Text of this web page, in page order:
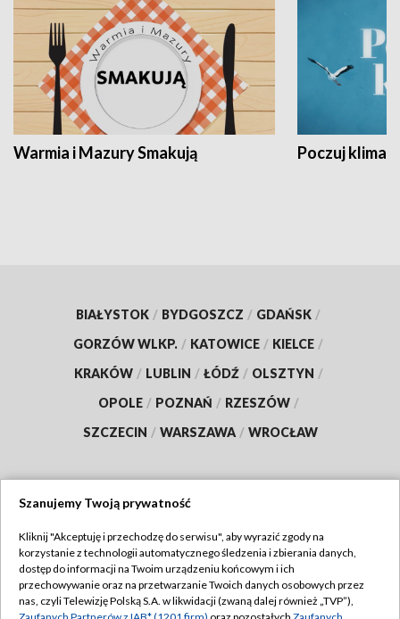
Warmia i Mazury Smakują Poczuj klimat
BIAŁYSTOK / BYDGOSZCZ / GDAŃSK /
GORZÓW WLKP. / KATOWICE / KIELCE /
KRAKÓW / LUBLIN / ŁÓDŹ / OLSZTYN /
OPOLE / POZNAŃ / RZESZÓW /
SZCZECIN / WARSZAWA / WROCŁAW
TVP
Abonament TVP
Emisja w TVP
Regulamin TVP
Szanujemy Twoją prywatność
Kliknij "Akceptuję i przechodzę do serwisu", aby wyrazić zgody na
korzystanie z technologii automatycznego śledzenia i zbierania danych,
dostęp do informacji na Twoim urządzeniu końcowym i ich
przechowywanie oraz na przetwarzanie Twoich danych osobowych przez
nas, czyli Telewizję Polską S.A. w likwidacji (zwaną dalej również „TVP”),